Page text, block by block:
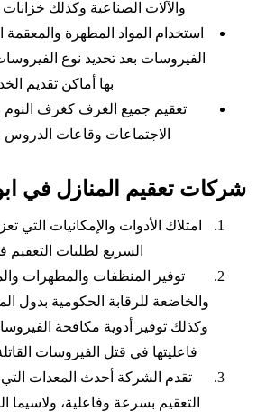
والآلات الصناعية وكذلك خزانات
استخدام المواد المطهرة
الفيروسات بعد تحديد نوع
بها أماكن تقديم
تعقيم جميع الغرف كغرف
الاجتماعات وقاعات
شركات تعقيم المنازل في
امتلاك الأدوات والإمكانيات التي
السريع لطلبات التعقيم
توفير المنظفات والمطهرات
والخاضعة للرقابة الحكومية بدول
وكذلك توفير أدوية مكافحة
فاعليتها في قتل الفيروسات
تقدم الشركة أحدث المعدات
التعقيم بسرعة وفاعلية، ولاسيما